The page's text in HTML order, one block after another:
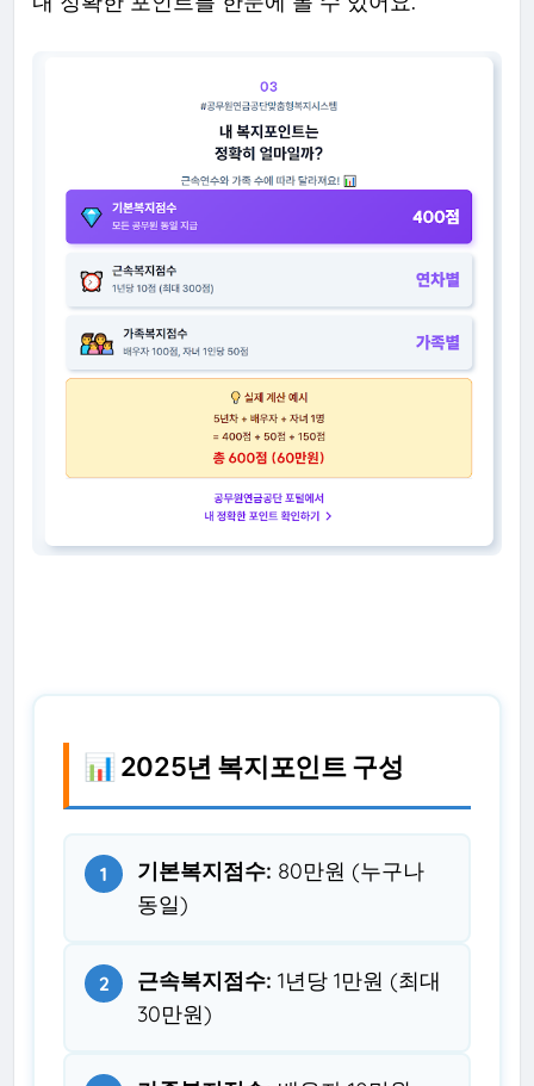
📊 2025년 복지포인트 구성
1 기본복지점수: 80만원 (누구나
동일)
2 근속복지점수: 1년당 1만원 (최대
30만원)